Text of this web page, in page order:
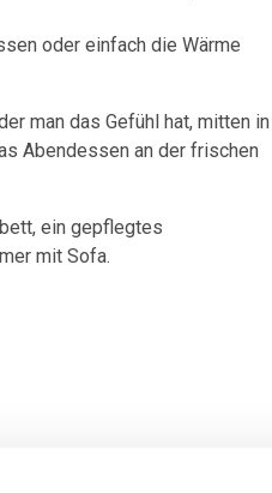
oder einfach die Wärme
man das Gefühl hat, mitten in
Abendessen an der frischen
ein gepflegtes
mit Sofa.